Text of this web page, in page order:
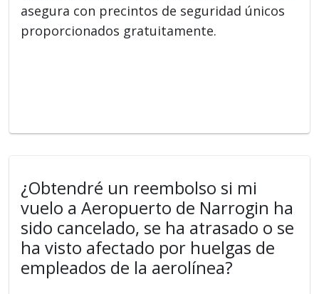
asegura con precintos de seguridad únicos
proporcionados gratuitamente.
¿Obtendré un reembolso si mi
vuelo a Aeropuerto de Narrogin ha
sido cancelado, se ha atrasado o se
ha visto afectado por huelgas de
empleados de la aerolínea?